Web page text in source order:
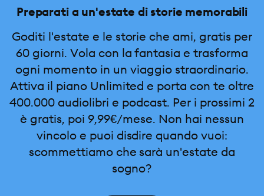
Preparati a un'estate di storie memorabili
Goditi l'estate e le storie che ami, gratis per
60 giorni. Vola con la fantasia e trasforma
ogni momento in un viaggio straordinario.
Attiva il piano Unlimited e porta con te oltre
400.000 audiolibri e podcast. Per i prossimi 2
è gratis, poi 9,99€/mese. Non hai nessun
vincolo e puoi disdire quando vuoi:
scommettiamo che sarà un'estate da
sogno?